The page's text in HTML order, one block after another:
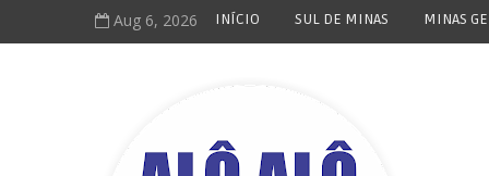
Aug 6, 2026 INÍCIO SUL DE MINAS MINAS